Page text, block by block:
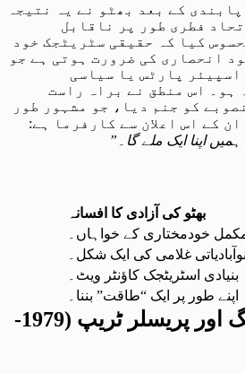
پابندی کے بعد بھٹو نے یہ نتیجہ
فطری طور پر ناقابل
کیا کہ حقیقی سٹریٹجک خود
انحصاری کی ضرورت ہوتی ہے جو
پارٹس یا سیاسی
ہو۔ اس منطق نے براہ راست
کو جنم دیا، جو مشہور طور
ان کے اس اعلان سے کارفرما ہے:
اپنا ایک ملے گا۔”
بھٹو کی آزادی کا افسانہ
خودمختاری کے خواہاں۔
نوآبادیاتی غلامی کی ایک شکل۔
بنیادی اسٹریٹجک کاؤنٹر ویٹ۔
اپنے طور پر ایک “طاقت” بننا۔
افغان سوویت جنگ اور پریسلر ٹریپ (1979-